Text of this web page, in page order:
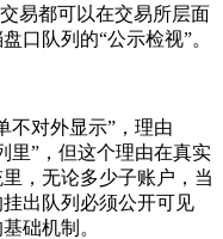
易都可以在交易所层面
口队列的“公示检视”。
不对外显示”，理由
里”，但这个理由在真实
，无论多少子账户，当
出队列必须公开可见
础机制。